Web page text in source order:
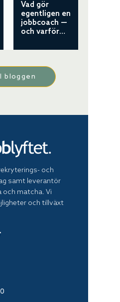
Vad gör
egentligen en
jobbcoach —
och varför
stor roll?
bloggen
och
samt leverantör
och matcha. Vi
och tillväxt